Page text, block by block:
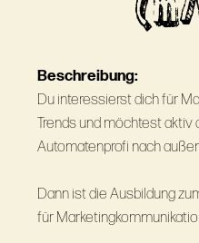
Beschreibung:
Du interessierst dich für
Trends und möchtest aktiv
Automatenprofi nach
Dann ist die Ausbildung
für